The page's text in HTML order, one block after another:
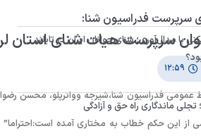
فدراسیون شنا:
سرپرست هیات شنای استان
۱۲:۵۹
عمومی فدراسیون شنا،شیرجه وواترپلو، محسن
این حکم خطاب به مختاری آمده است:احتراما”
یا مدال‌آوری؛ شنای جوانان ایران در تایلند
تجلی ماندگاری راه حق و آزادگی